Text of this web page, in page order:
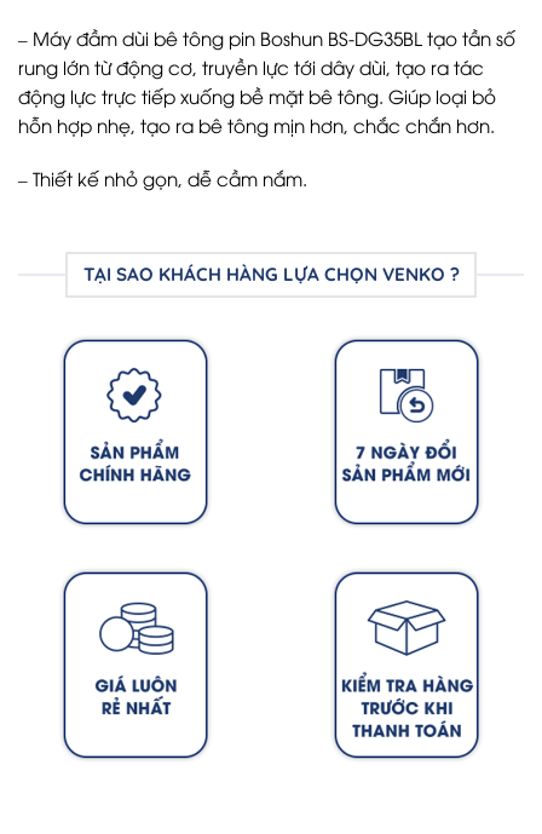
– Máy đầm dùi bê tông pin Boshun BS-DG35BL tạo tần số
rung lớn từ động cơ, truyền lực tới dây dùi, tạo ra tác
động lực trực tiếp xuống bề mặt bê tông. Giúp loại bỏ
hỗn hợp nhẹ, tạo ra bê tông mịn hơn, chắc chắn hơn.
– Thiết kế nhỏ gọn, dễ cầm nắm.
TẠI SAO KHÁCH HÀNG LỰA CHỌN VENKO ?